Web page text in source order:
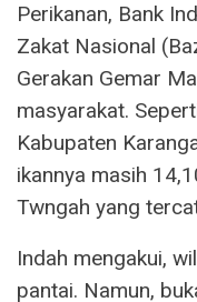
Perikanan, Bank
Zakat Nasional
Gerakan Gemar
masyarakat.
Kabupaten
ikannya masih
Twngah yang
Indah mengakui,
pantai. Namun,